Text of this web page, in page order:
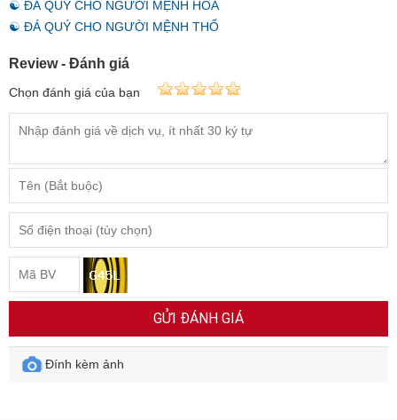
☯ ĐÁ QUÝ CHO NGƯỜI MỆNH HỎA
☯ ĐÁ QUÝ CHO NGƯỜI MỆNH THỔ
Review - Đánh giá
Chọn đánh giá của bạn
GỬI ĐÁNH GIÁ
Đính kèm ảnh